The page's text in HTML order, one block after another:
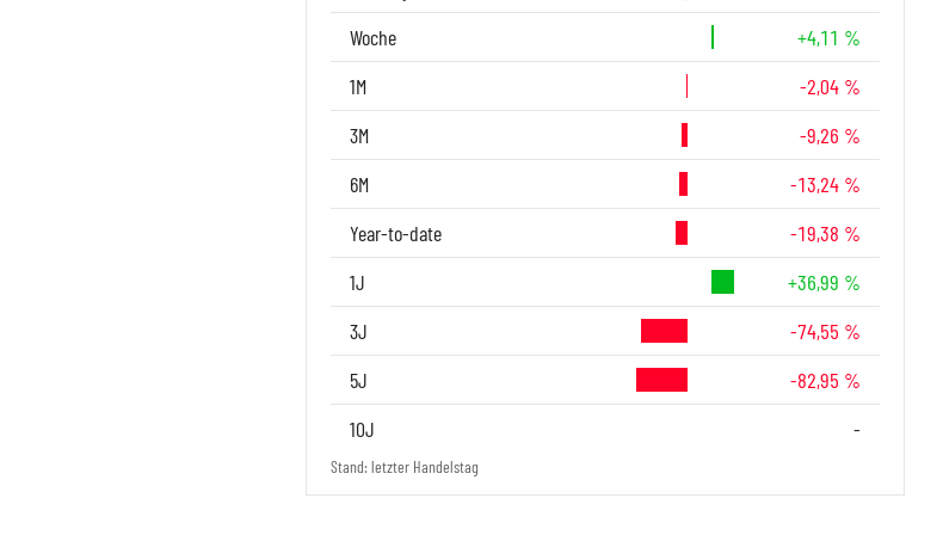
Woche
+4,11 %
1M
-2,04 %
3M
-9,26 %
6M
-13,24 %
Year-to-date
-19,38 %
1J
+36,99 %
3J
-74,55 %
5J
-82,95 %
10J
-
Stand: letzter Handelstag